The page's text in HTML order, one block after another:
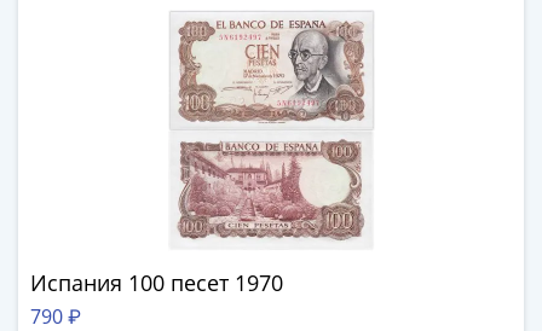
Испания 100 песет 1970
790 ₽